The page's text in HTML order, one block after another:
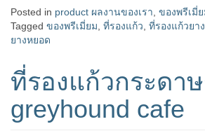
Posted in product ผลงานของเรา ของพรีเมี่
Tagged ของพรีเมี่ยม ที่รองแก้ว ที่รองแก้วยา
ยางหยอด
ที่รองแก้วกระดา
greyhound cafe